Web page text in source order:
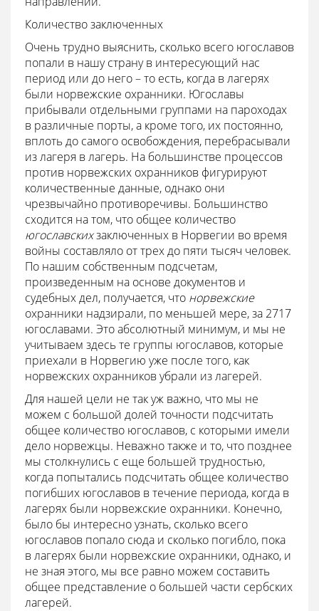
Количество заключенных
Очень трудно выяснить, сколько всего югославов
попали в нашу страну в интересующий нас
период или до него – то есть, когда в лагерях
были норвежские охранники. Югославы
прибывали отдельными группами на пароходах
в различные порты, а кроме того, их постоянно,
вплоть до самого освобождения, перебрасывали
из лагеря в лагерь. На большинстве процессов
против норвежских охранников фигурируют
количественные данные, однако они
чрезвычайно противоречивы. Большинство
сходится на том, что общее количество
югославскихзаключенных в Норвегии во время
войны составляло от трех до пяти тысяч человек.
По нашим собственным подсчетам,
произведенным на основе документов и
судебных дел, получается, что норвежские
охранники надзирали, по меньшей мере, за 2717
югославами. Это абсолютный минимум, и мы не
учитываем здесь те группы югославов, которые
приехали в Норвегию уже после того, как
норвежских охранников убрали из лагерей.
Для нашей цели не так уж важно, что мы не
можем с большой долей точности подсчитать
общее количество югославов, с которыми имели
дело норвежцы. Неважно также и то, что позднее
мы столкнулись с еще большей трудностью,
когда попытались подсчитать общее количество
погибших югославов в течение периода, когда в
лагерях были норвежские охранники. Конечно,
было бы интересно узнать, сколько всего
югославов попало сюда и сколько погибло, пока
в лагерях были норвежские охранники, однако, и
не зная этого, мы все равно можем составить
общее представление о большей части сербских
лагерей.